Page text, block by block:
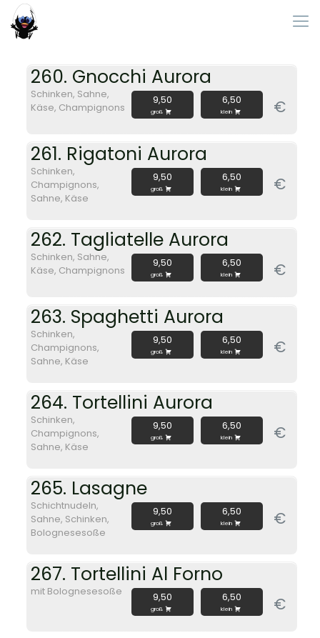
260. Gnocchi Aurora
9,50
groß
6,50
klein €
Schinken, Sahne,
Käse, Champignons
261. Rigatoni Aurora
9,50
groß
6,50
klein €
Schinken,
Champignons,
Sahne, Käse
262. Tagliatelle Aurora
9,50
groß
6,50
klein €
Schinken, Sahne,
Käse, Champignons
263. Spaghetti Aurora
9,50
groß
6,50
klein €
Schinken,
Champignons,
Sahne, Käse
264. Tortellini Aurora
9,50
groß
6,50
klein €
Schinken,
Champignons,
Sahne, Käse
265. Lasagne
9,50
groß
6,50
klein €
Schichtnudeln,
Sahne, Schinken,
Bolognesesoße
267. Tortellini Al Forno
9,50
groß
6,50
klein €
mit Bolognesesoße